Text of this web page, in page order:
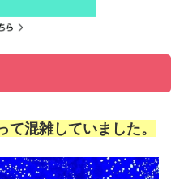
て混雑していました。